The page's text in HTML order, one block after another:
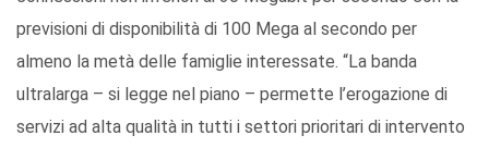
previsioni di disponibilità di 100 Mega al secondo per
almeno la metà delle famiglie interessate. “La banda
ultralarga – si legge nel piano – permette l’erogazione di
servizi ad alta qualità in tutti i settori prioritari di intervento